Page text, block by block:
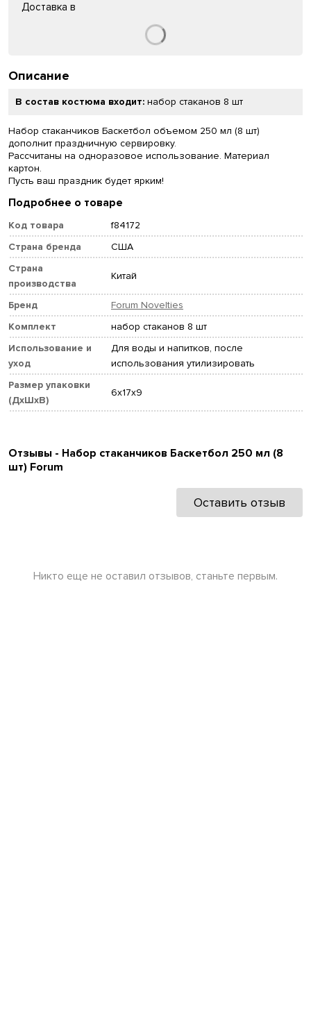
Доставка в
Описание
В состав костюма входит: набор стаканов 8 шт
Набор стаканчиков Баскетбол объемом 250 мл (8 шт)
дополнит праздничную сервировку.
Рассчитаны на одноразовое использование. Материал
картон.
Пусть ваш праздник будет ярким!
Подробнее о товаре
Код товара
f84172
Страна бренда
США
Страна
производства
Китай
Бренд
Forum Novelties
Комплект
набор стаканов 8 шт
Использование и
уход
Для воды и напитков, после
использования утилизировать
Размер упаковки
(ДхШхВ)
6x17x9
Отзывы - Набор стаканчиков Баскетбол 250 мл (8
шт) Forum
Оставить отзыв
Никто еще не оставил отзывов, станьте первым.